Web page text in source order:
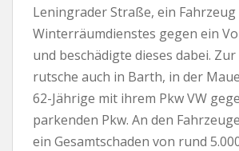
Leningrader Straße, ein Fahrzeug
Winterräumdienstes gegen ein
und beschädigte dieses dabei.
rutsche auch in Barth, in der
62-Jährige mit ihrem Pkw VW
parkenden Pkw. An den
ein Gesamtschaden von rund